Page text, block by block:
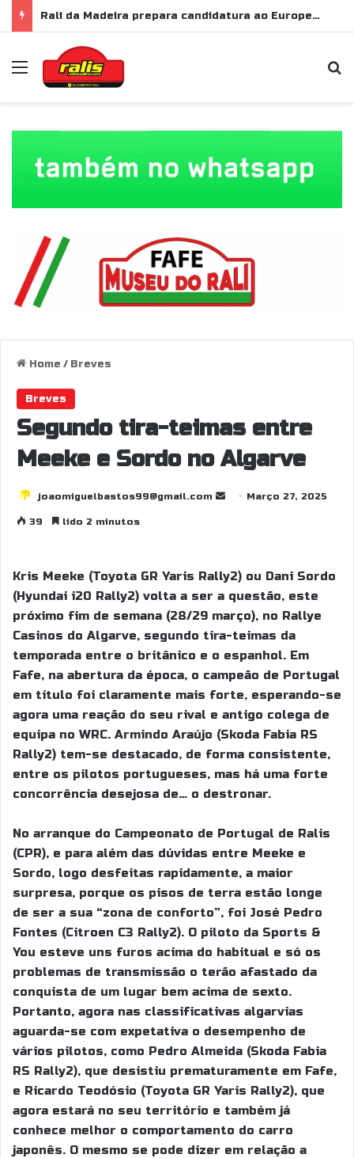
Rali da Madeira prepara candidatura ao Europeu de Ralis para 2028
Menu
Home / Breves
Breves
Segundo tira-teimas entre
Meeke e Sordo no Algarve
joaomiguelbastos99@gmail.com
a
n
m
Março 27, 2025
39 lido 2 minutos
Kris Meeke (Toyota GR Yaris Rally2) ou Dani Sordo
(Hyundai i20 Rally2) volta a ser a questão, este
próximo fim de semana (28/29 março), no Rallye
Casinos do Algarve, segundo tira-teimas da
temporada entre o britânico e o espanhol. Em
Fafe, na abertura da época, o campeão de Portugal
em título foi claramente mais forte, esperando-se
agora uma reação do seu rival e antigo colega de
equipa no WRC. Armindo Araújo (Skoda Fabia RS
Rally2) tem-se destacado, de forma consistente,
entre os pilotos portugueses, mas há uma forte
concorrência desejosa de… o destronar.
No arranque do Campeonato de Portugal de Ralis
(CPR), e para além das dúvidas entre Meeke e
Sordo, logo desfeitas rapidamente, a maior
surpresa, porque os pisos de terra estão longe
de ser a sua “zona de conforto”, foi José Pedro
Fontes (Citroen C3 Rally2). O piloto da Sports &
You esteve uns furos acima do habitual e só os
problemas de transmissão o terão afastado da
conquista de um lugar bem acima de sexto.
Portanto, agora nas classificativas algarvias
aguarda-se com expetativa o desempenho de
vários pilotos, como Pedro Almeida (Skoda Fabia
RS Rally2), que desistiu prematuramente em Fafe,
e Ricardo Teodósio (Toyota GR Yaris Rally2), que
agora estará no seu território e também já
conhece melhor o comportamento do carro
japonês. O mesmo se pode dizer em relação a